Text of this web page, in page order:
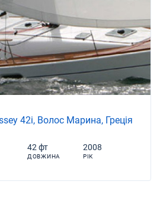
42i, Волос Марина, Греція
42 фт
ДОВЖИНА
2008
РІК